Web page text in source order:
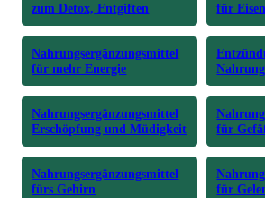
zum Detox, Entgiften
für
Nahrungsergänzungsmittel
für mehr Energie
Nahrungsergänzungsmittel
Erschöpfung und Müdigkeit
für
Nahrungsergänzungsmittel
fürs Gehirn
für